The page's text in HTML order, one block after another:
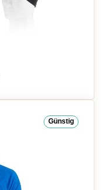
Günstig